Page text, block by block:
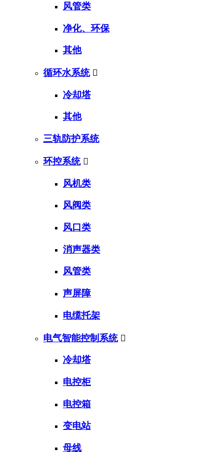
风管类
净化、环保
其他
循环水系统 
冷却塔
其他
三轨防护系统
环控系统 
风机类
风阀类
风口类
消声器类
风管类
声屏障
电缆托架
电气智能控制系统 
冷却塔
电控柜
电控箱
变电站
母线